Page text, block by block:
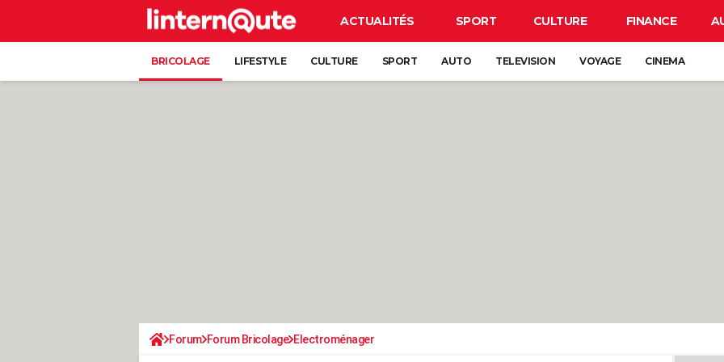
ACTUALITÉS SPORT CULTURE FINANCE
BRICOLAGE LIFESTYLE CULTURE SPORT AUTO TELEVISION VOYAGE CINEMA
Forum Forum Bricolage Electroménager